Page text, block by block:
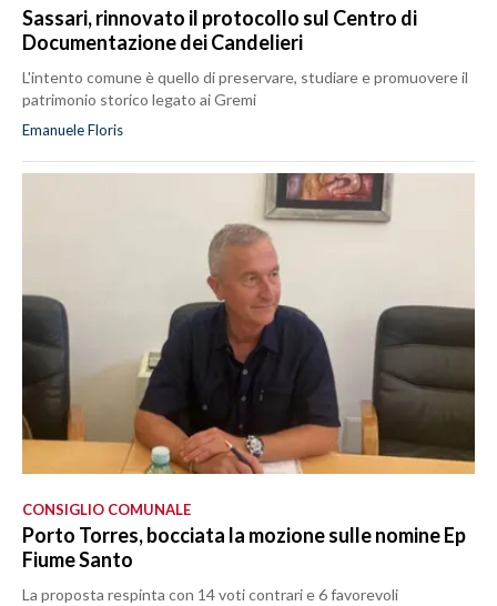
Sassari, rinnovato il protocollo sul Centro di
Documentazione dei Candelieri
L'intento comune è quello di preservare, studiare e promuovere il
patrimonio storico legato ai Gremi
Emanuele Floris
CONSIGLIO COMUNALE
Porto Torres, bocciata la mozione sulle nomine Ep
Fiume Santo
La proposta respinta con 14 voti contrari e 6 favorevoli